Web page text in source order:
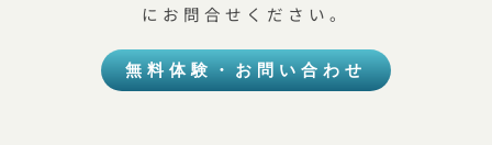
にお問合せください。
無料体験・お問い合わせ